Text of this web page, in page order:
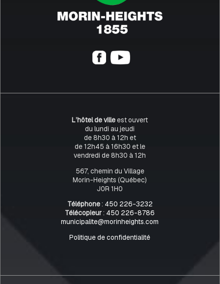
L’hôtel de villeest ouvert
du lundi au jeudi
de 8h30 à 12h et
de 12h45 à 16h30 et le
vendredi de 8h30 à 12h
567, chemin du Village
Morin-Heights (Québec)
J0R 1H0
Téléphone: 450 226-3232
Télécopieur: 450 226-8786
municipalite@morinheights.com
Politique de confidentialité